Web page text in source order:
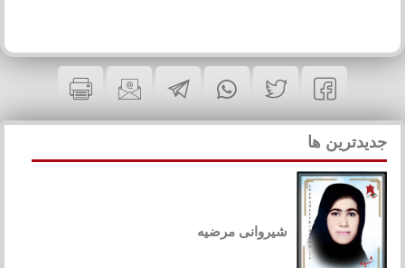
جدیدترین ها
شیروانی مرضیه